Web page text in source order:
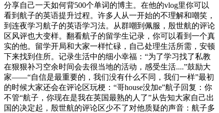
分享自己一天如何背500个单词的博主。在他的vlog里你可以
看到航子的英语提升过程。许多人从一开始的不理解和嘲笑，
到连夜学习航子的英语学习法。从群嘲到佩服，殷世航的评论
区风评也大变样。翻看航子的留学生记录，你可以看到一个真
实的他。留学开局和大家一样忙碌，自己处理生活所需，安顿
下来找到住所。记录生活中的细小幸福：“为了学习找了私教
在狠狠补习空余时间会去很当地的活动，感受生活....”鼓励大
家——“自信是最重要的，我们没有什么不同，我们一样”最初
的时候大家还会在评论区玩梗：“哥house没加e”航子回复：你
不管“航子，你现在是我在英国最熟的人了”从告知大家自己出
国的决定起，殷世航的评论区少不了对他质疑的声音：航子多